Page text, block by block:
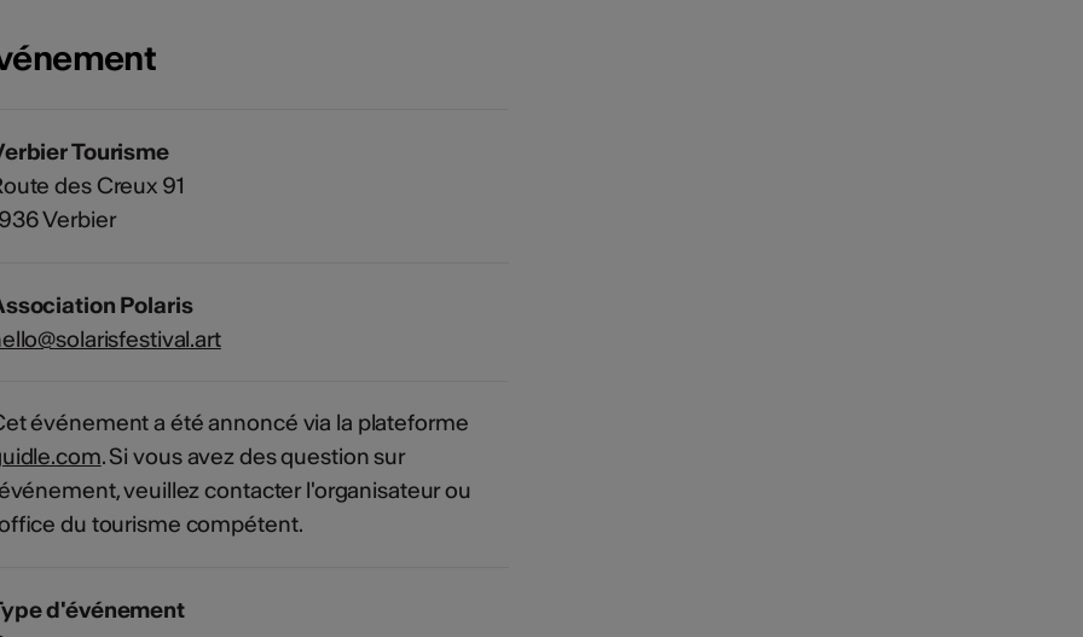
Tourisme
des Creux 91
Verbier
Polaris
événement a été annoncé via la plateforme
. Si vous avez des question sur
veuillez contacter l'organisateur ou
du tourisme compétent.
d'événement